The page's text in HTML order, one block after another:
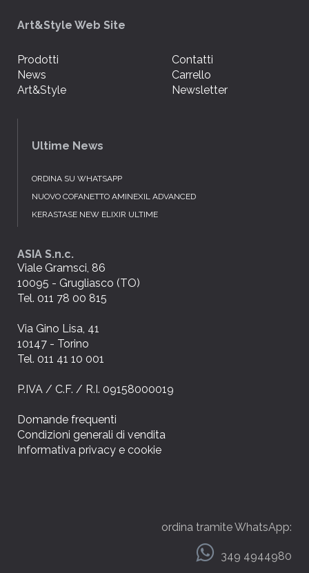
Art&Style Web Site
Prodotti
News
Art&Style
Contatti
Carrello
Newsletter
Ultime News
ORDINA SU WHATSAPP
NUOVO COFANETTO AMINEXIL ADVANCED
KERASTASE NEW ELIXIR ULTIME
ASIA S.n.c.
Viale Gramsci, 86
10095 - Grugliasco (TO)
Tel. 011 78 00 815
Via Gino Lisa, 41
10147 - Torino
Tel. 011 41 10 001
P.IVA / C.F. / R.I. 09158000019
Domande frequenti
Condizioni generali di vendita
Informativa privacy e cookie
ordina tramite WhatsApp:
349 4944980